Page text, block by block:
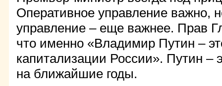
Оперативное управление важно,
управление – еще важнее. Прав
что именно «Владимир Путин –
капитализации России». Путин –
на ближайшие годы.